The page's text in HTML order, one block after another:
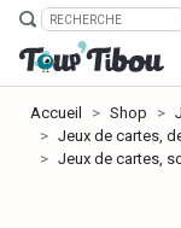
Accueil Shop
Jeux de cartes,
Jeux de cartes,